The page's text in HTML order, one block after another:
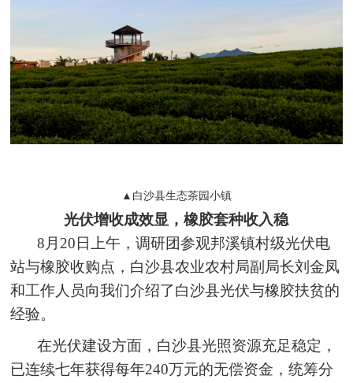
▲白沙县生态茶园小镇
光伏增收成效显，橡胶套种收入稳
8月20日上午，调研团参观邦溪镇村级光伏电
站与橡胶收购点，白沙县农业农村局副局长刘金凤
和工作人员向我们介绍了白沙县光伏与橡胶扶贫的
经验。
在光伏建设方面，白沙县光照资源充足稳定，
已连续七年获得每年240万元的无偿资金，统筹分